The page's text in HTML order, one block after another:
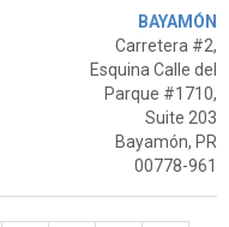
BAYAMÓN
Carretera #2,
Esquina Calle del
Parque #1710,
Suite 203
Bayamón, PR
00778-961